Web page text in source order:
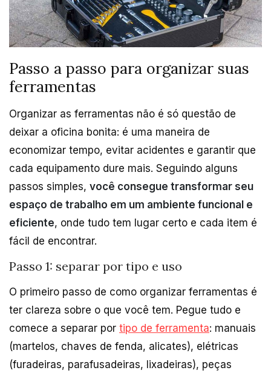
Passo a passo para organizar suas
ferramentas
Organizar as ferramentas não é só questão de
deixar a oficina bonita: é uma maneira de
economizar tempo, evitar acidentes e garantir que
cada equipamento dure mais. Seguindo alguns
passos simples, você consegue transformar seu
espaço de trabalho em um ambiente funcional e
eficiente, onde tudo tem lugar certo e cada item é
fácil de encontrar.
Passo 1: separar por tipo e uso
O primeiro passo de como organizar ferramentas é
ter clareza sobre o que você tem. Pegue tudo e
comece a separar por tipo de ferramenta: manuais
(martelos, chaves de fenda, alicates), elétricas
(furadeiras, parafusadeiras, lixadeiras), peças